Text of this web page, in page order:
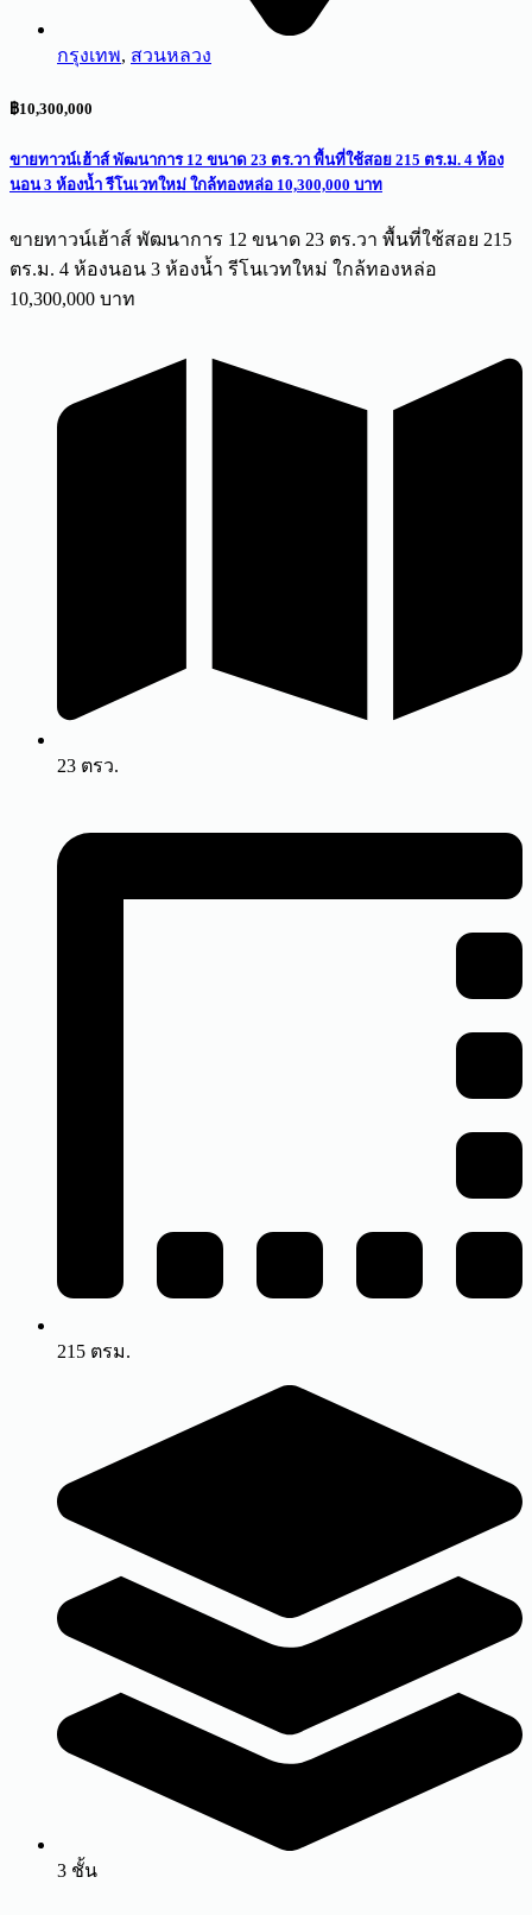
กรุงเทพ, สวนหลวง
฿10,300,000
ขายทาวน์เฮ้าส์ พัฒนาการ 12 ขนาด 23 ตร.วา พื้นที่ใช้สอย 215 ตร.ม. 4 ห้อง
นอน 3 ห้องน้ำ รีโนเวทใหม่ ใกล้ทองหล่อ 10,300,000 บาท
ขายทาวน์เฮ้าส์ พัฒนาการ 12 ขนาด 23 ตร.วา พื้นที่ใช้สอย 215
ตร.ม. 4 ห้องนอน 3 ห้องน้ำ รีโนเวทใหม่ ใกล้ทองหล่อ
10,300,000 บาท
23 ตรว.
215 ตรม.
3 ชั้น